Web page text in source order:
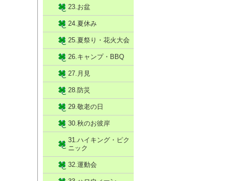
23.お盆
24.夏休み
25.夏祭り・花火大会
26.キャンプ・BBQ
27.月見
28.防災
29.敬老の日
30.秋のお彼岸
31.ハイキング・ピク
ニック
32.運動会